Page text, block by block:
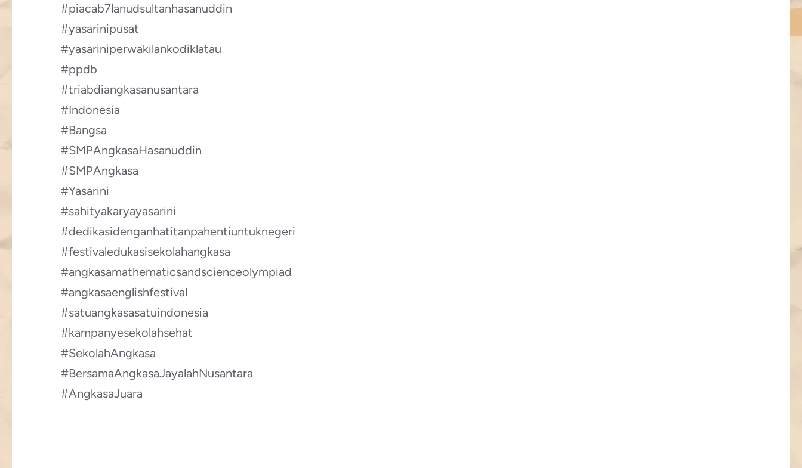
#piacab7lanudsultanhasanuddin
#yasarinipusat
#yasariniperwakilankodiklatau
#ppdb
#triabdiangkasanusantara
#Indonesia
#Bangsa
#SMPAngkasaHasanuddin
#SMPAngkasa
#Yasarini
#sahityakaryayasarini
#dedikasidenganhatitanpahentiuntuknegeri
#festivaledukasisekolahangkasa
#angkasamathematicsandscienceolympiad
#angkasaenglishfestival
#satuangkasasatuindonesia
#kampanyesekolahsehat
#SekolahAngkasa
#BersamaAngkasaJayalahNusantara
#AngkasaJuara